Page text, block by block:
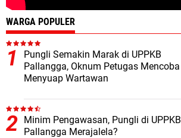
WARGA POPULER
Pungli Semakin Marak di UPPKB
Pallangga, Oknum Petugas Mencoba
Menyuap Wartawan
Minim Pengawasan, Pungli di UPPKB
Pallangga Merajalela?